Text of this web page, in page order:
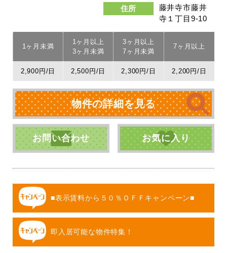
住所
藤井寺市藤井
寺１丁目9-10
1ヶ月未満
1ヶ月以上
3ヶ月未満
3ヶ月以上
7ヶ月未満
7ヶ月以上
2,900円/日 2,500円/日 2,300円/日 2,200円/日
物件の詳細を見る
お問い合わせ お気に入り
■表示賃料から５０％ＯＦＦキャンペーン■
即入居可能な物件特集！